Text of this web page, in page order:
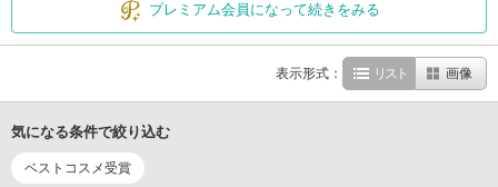
プレミアム会員になって続きをみる
表示形式： リスト 画像
気になる条件で絞り込む
ベストコスメ受賞